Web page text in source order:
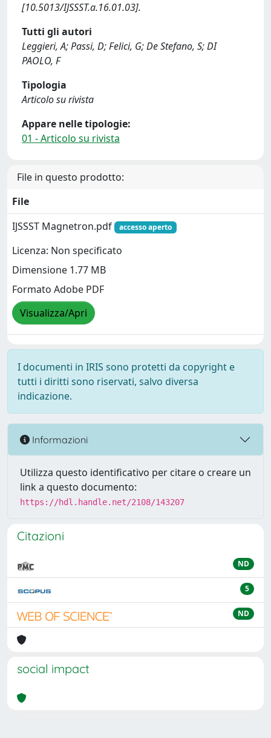
[10.5013/IJSSST.a.16.01.03].
Tutti gli autori
Leggieri, A; Passi, D; Felici, G; De Stefano, S; DI
PAOLO, F
Tipologia
Articolo su rivista
Appare nelle tipologie:
01 - Articolo su rivista
File in questo prodotto:
File
IJSSST Magnetron.pdf
accesso aperto
Licenza: Non specificato
Dimensione 1.77 MB
Formato Adobe PDF
Visualizza/Apri
I documenti in IRIS sono protetti da copyright e
tutti i diritti sono riservati, salvo diversa
indicazione.
Informazioni
Utilizza questo identificativo per citare o creare un
link a questo documento:
https://hdl.handle.net/2108/143207
Citazioni
ND
5
ND
social impact